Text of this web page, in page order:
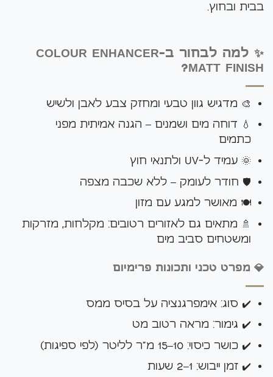
בבית ובחוץ.
✨ למה לבחור ב-COLOUR ENHANCER
MATT FINISH?
🎨 מדגיש גוון טבעי ומחזק צבע לאבן ולשיש
💧 דוחה מים ושמנים – הגנה אמיתית מפני
כתמים
🌞 עמיד ל-UV ולתנאי חוץ
🛡️ חודר לעומק – ללא שכבה מצפה
🍽️ מאושר למגע עם מזון
🚿 מתאים גם לאזורים רטובים: מקלחות, מזרקות
ומשטחים סביב מים
💎 מפרט טכני ותכונות פרימיום
✔️ סוג: אימפרגנציה על בסיס ממס
✔️ גימור: מראה רטוב מט
✔️ כושר כיסוי: 10–15 מ"ר לליטר (לפי ספיגות)
✔️ זמן ייבוש: 1–2 שעות